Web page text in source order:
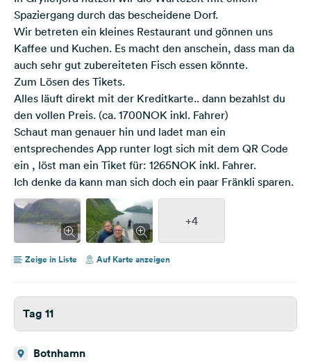
Spaziergang durch das bescheidene Dorf.
Wir betreten ein kleines Restaurant und gönnen uns
Kaffee und Kuchen. Es macht den anschein, dass man da
auch sehr gut zubereiteten Fisch essen könnte.
Zum Lösen des Tikets.
Alles läuft direkt mit der Kreditkarte.. dann bezahlst du
den vollen Preis. (ca. 1700NOK inkl. Fahrer)
Schaut man genauer hin und ladet man ein
entsprechendes App runter logt sich mit dem QR Code
ein , löst man ein Tiket für: 1265NOK inkl. Fahrer.
Ich denke da kann man sich doch ein paar Fränkli sparen.
+4
Zeige in Liste Auf Karte anzeigen
Tag 11
Botnhamn